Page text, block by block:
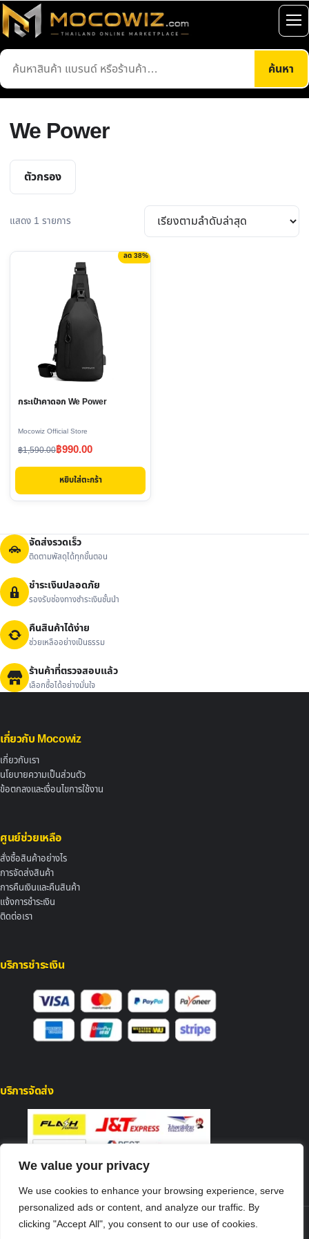
We value your privacy
We use cookies to enhance your browsing experience, serve
personalized ads or content, and analyze our traffic. By
clicking "Accept All", you consent to our use of cookies.
ข้าม
ไป
เนื้อหา
ค้นหา
สินค้า
ค้นหา
เปิ
เม
We Power
ตัวกรอง
แสดง 1 รายการ
ลด 38%
กระเป๋าคาดอก We Power
Mocowiz Official Store
฿1,590.00
Original
price
฿1,590.00.
฿990.00
Current
price
฿990.00.
หยิบใส่ตะกร้า
จัดส่งรวดเร็ว
ติดตามพัสดุได้ทุกขั้นตอน
ชำระเงินปลอดภัย
รองรับช่องทางชำระเงินชั้นนำ
คืนสินค้าได้ง่าย
ช่วยเหลืออย่างเป็นธรรม
ร้านค้าที่ตรวจสอบแล้ว
เลือกซื้อได้อย่างมั่นใจ
เกี่ยวกับ Mocowiz
เกี่ยวกับเรา
นโยบายความเป็นส่วนตัว
ข้อตกลงและเงื่อนไขการใช้งาน
ศูนย์ช่วยเหลือ
สั่งซื้อสินค้าอย่างไร
การจัดส่งสินค้า
การคืนเงินและคืนสินค้า
แจ้งการชำระเงิน
ติดต่อเรา
บริการชำระเงิน
บริการจัดส่ง
© 2026 Mocowiz.com. สงวนลิขสิทธิ์